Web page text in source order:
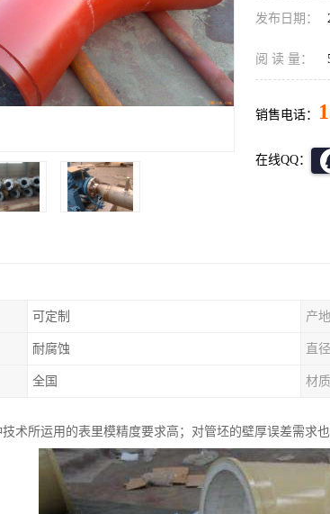
发布日期：
阅 读 量：
销售电话：
在线QQ：
可定制 产地
耐腐蚀 直径
全国 材质
术所运用的表里模精度要求高；对管坯的壁厚误差需求